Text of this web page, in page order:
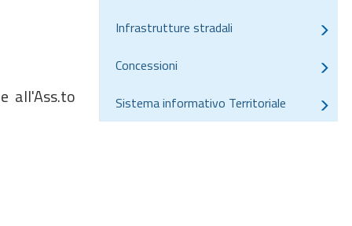
all'Ass.to
Infrastrutture stradali
Concessioni
Sistema informativo Territoriale